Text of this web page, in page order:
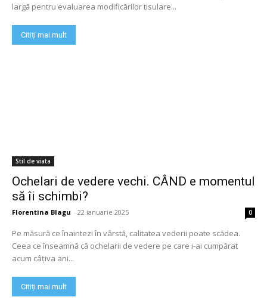
largă pentru evaluarea modificărilor tisulare...
Citiți mai mult
Stil de viata
Ochelari de vedere vechi. CÂND e momentul
să îi schimbi?
Florentina Blagu - 22 ianuarie 2025 0
Pe măsură ce înaintezi în vârstă, calitatea vederii poate scădea.
Ceea ce înseamnă că ochelarii de vedere pe care i-ai cumpărat
acum câțiva ani...
Citiți mai mult